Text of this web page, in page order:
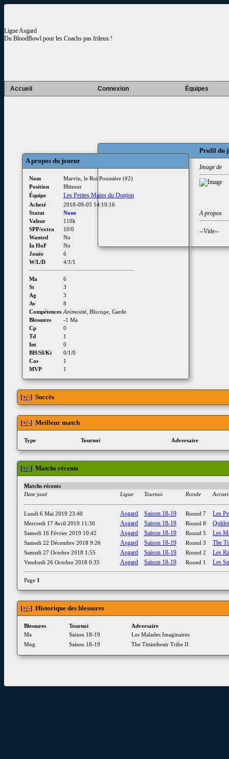
Ligue Asgard
Du BloodBowl pour les Coachs pas frileux !
Accueil Connexion Équipes
A propos du joueur
Nom
Marvin, le Roi Poussière (#2)
Position
Blitzeur
Équipe
Les Petites Mains du Donjon
Acheté
2018-09-05 14:10:16
Statut
None
Valeur
110k
SPP/extra
10/0
Wanted
No
In HoF
No
Jouée
6
W/L/D
4/1/1
Ma
6
St
3
Ag
3
Av
8
Compétences Animosité Blocage , Garde
Blessures
-1 Ma
Cp
0
Td
1
Int
0
BH/SI/Ki
0/1/0
Cas
1
MVP
1
Profil du
Image de
A propos
--Vide--
[+/-] Succès
[+/-] Meilleur match
Type Tournoi Adversaire
[+/-] Matchs récents
Matchs récents
Date joué
Ligue Tournoi Ronde
Lundi 6 Mai 2019 23:40 Asgard Saison 18-19 Round 7 Les
Mercredi 17 Avril 2019 11:30 Asgard Saison 18-19 Round 8
Samedi 16 Février 2019 10:42 Asgard Saison 18-19 Round 5 Les
Samedi 22 Décembre 2018 9:26 Asgard Saison 18-19 Round 3 The
Samedi 27 Octobre 2018 1:55 Asgard Saison 18-19 Round 2 Les
Vendredi 26 Octobre 2018 0:35 Asgard Saison 18-19 Round 1 Les
Page 1
[+/-] Historique des blessures
Blessures Tournoi
Adversaire
Ma
Saison 18-19
Les Malades Imaginaires
Mng
Saison 18-19 The Titsintheair Tribe II